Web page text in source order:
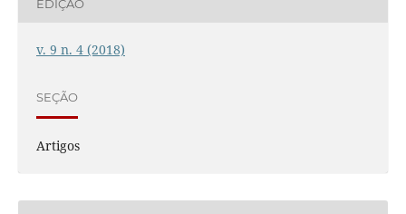
EDIÇÃO
v. 9 n. 4 (2018)
SEÇÃO
Artigos